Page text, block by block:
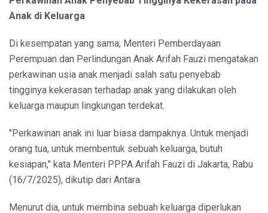
Anak di Keluarga
Di kesempatan yang sama, Menteri Pemberdayaan
Perempuan dan Perlindungan Anak Arifah Fauzi mengatakan
perkawinan usia anak menjadi salah satu penyebab
tingginya kekerasan terhadap anak yang dilakukan oleh
keluarga maupun lingkungan terdekat.
"Perkawinan anak ini luar biasa dampaknya. Untuk menjadi
orang tua, untuk membentuk sebuah keluarga, butuh
kesiapan," kata Menteri PPPA Arifah Fauzi di Jakarta, Rabu
(16/7/2025), dikutip dari Antara.
Menurut dia, untuk membina sebuah keluarga diperlukan